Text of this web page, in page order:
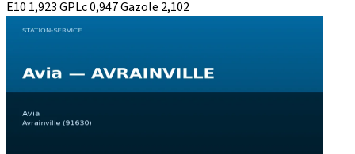
E10 1,923GPLc0,947Gazole 2,102